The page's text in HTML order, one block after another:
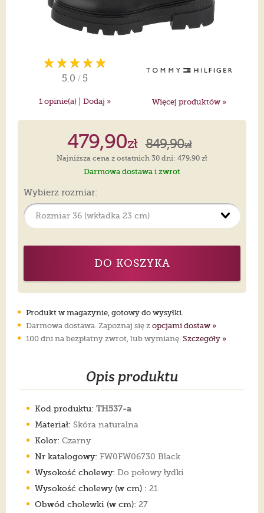
5.0 / 5
1 opinie(a) | Dodaj » Więcej produktów »
479,90zł 849,90zł
Najniższa cena z ostatnich 30 dni: 479,90 zł
Darmowa dostawa i zwrot
Wybierz rozmiar:
DO KOSZYKA
Produkt w magazynie, gotowy do wysyłki.
Darmowa dostawa. Zapoznaj się z opcjami dostaw »
100 dni na bezpłatny zwrot, lub wymianę. Szczegóły »
Opis produktu
Kod produktu: TH537-a
Materiał: Skóra naturalna
Kolor: Czarny
Nr katalogowy: FW0FW06730 Black
Wysokość cholewy: Do połowy łydki
Wysokość cholewy (w cm) : 21
Obwód cholewki (w cm): 27